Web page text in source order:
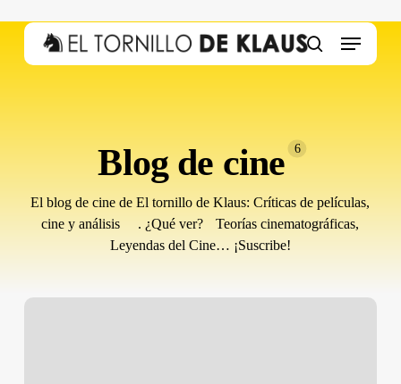
search
Menu
Blog de cine 6
El blog de cine de El tornillo de Klaus: Críticas de películas,
cine y análisis . ¿Qué ver? Teorías cinematográficas,
Leyendas del Cine… ¡Suscribe!